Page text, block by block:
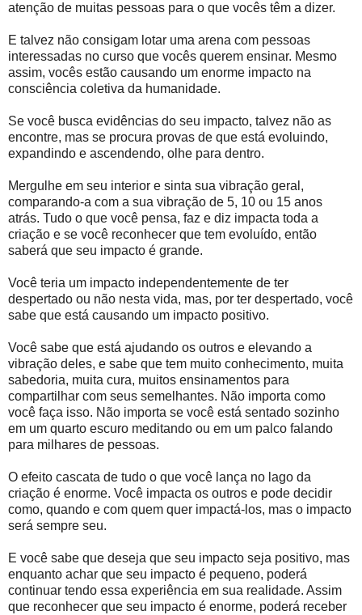
atenção de muitas pessoas para o que vocês têm a dizer.
E talvez não consigam lotar uma arena com pessoas
interessadas no curso que vocês querem ensinar. Mesmo
assim, vocês estão causando um enorme impacto na
consciência coletiva da humanidade.
Se você busca evidências do seu impacto, talvez não as
encontre, mas se procura provas de que está evoluindo,
expandindo e ascendendo, olhe para dentro.
Mergulhe em seu interior e sinta sua vibração geral,
comparando-a com a sua vibração de 5, 10 ou 15 anos
atrás. Tudo o que você pensa, faz e diz impacta toda a
criação e se você reconhecer que tem evoluído, então
saberá que seu impacto é grande.
Você teria um impacto independentemente de ter
despertado ou não nesta vida, mas, por ter despertado, você
sabe que está causando um impacto positivo.
Você sabe que está ajudando os outros e elevando a
vibração deles, e sabe que tem muito conhecimento, muita
sabedoria, muita cura, muitos ensinamentos para
compartilhar com seus semelhantes. Não importa como
você faça isso. Não importa se você está sentado sozinho
em um quarto escuro meditando ou em um palco falando
para milhares de pessoas.
O efeito cascata de tudo o que você lança no lago da
criação é enorme. Você impacta os outros e pode decidir
como, quando e com quem quer impactá-los, mas o impacto
será sempre seu.
E você sabe que deseja que seu impacto seja positivo, mas
enquanto achar que seu impacto é pequeno, poderá
continuar tendo essa experiência em sua realidade. Assim
que reconhecer que seu impacto é enorme, poderá receber